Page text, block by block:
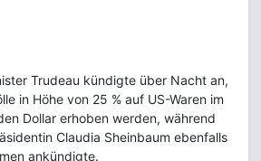
Trudeau kündigte über Nacht an,
in Höhe von 25 % auf US-Waren im
Dollar erhoben werden, während
Claudia Sheinbaum ebenfalls
ankündigte.